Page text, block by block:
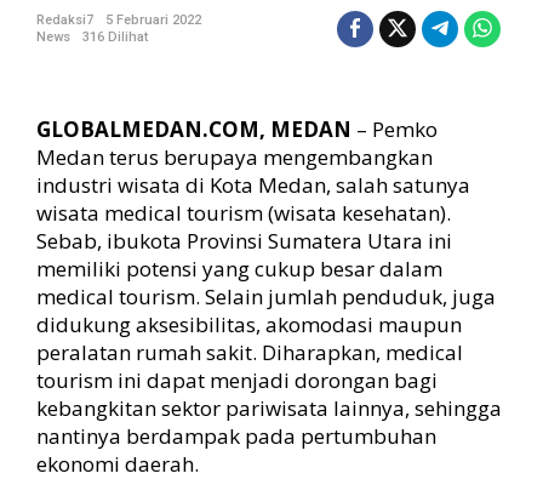
o
N
a
u
t
i
o
n
A
j
k
P
D
G
Redaksi7
5 Februari 2022
News
316 Dilihat
GLOBALMEDAN.COM, MEDAN – Pemko
Medan terus berupaya mengembangkan
industri wisata di Kota Medan, salah satunya
wisata medical tourism (wisata kesehatan).
Sebab, ibukota Provinsi Sumatera Utara ini
memiliki potensi yang cukup besar dalam
medical tourism. Selain jumlah penduduk, juga
didukung aksesibilitas, akomodasi maupun
peralatan rumah sakit. Diharapkan, medical
tourism ini dapat menjadi dorongan bagi
kebangkitan sektor pariwisata lainnya, sehingga
nantinya berdampak pada pertumbuhan
ekonomi daerah.